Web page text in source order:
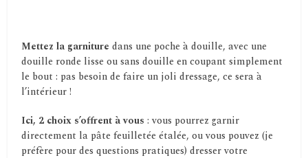
Mettez la garniture dans une poche à douille, avec une
douille ronde lisse ou sans douille en coupant simplement
le bout : pas besoin de faire un joli dressage, ce sera à
l’intérieur !
Ici, 2 choix s’offrent à vous : vous pourrez garnir
directement la pâte feuilletée étalée, ou vous pouvez (je
préfère pour des questions pratiques) dresser votre